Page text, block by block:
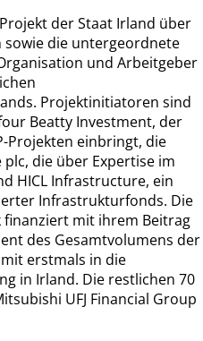
der Staat Irland über
die untergeordnete
und Arbeitgeber
Projektinitiatoren sind
Beatty Investment, der
Projekten einbringt, die
die über Expertise im
HICL Infrastructure, ein
Infrastrukturfonds. Die
mit ihrem Beitrag
des Gesamtvolumens der
erstmals in die
in Irland. Die restlichen 70
UFJ Financial Group